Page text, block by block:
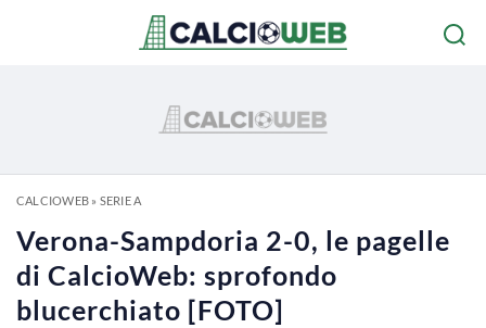
CALCIOWEB» SERIE A
Verona-Sampdoria 2-0, le pagelle
di CalcioWeb: sprofondo
blucerchiato [FOTO]